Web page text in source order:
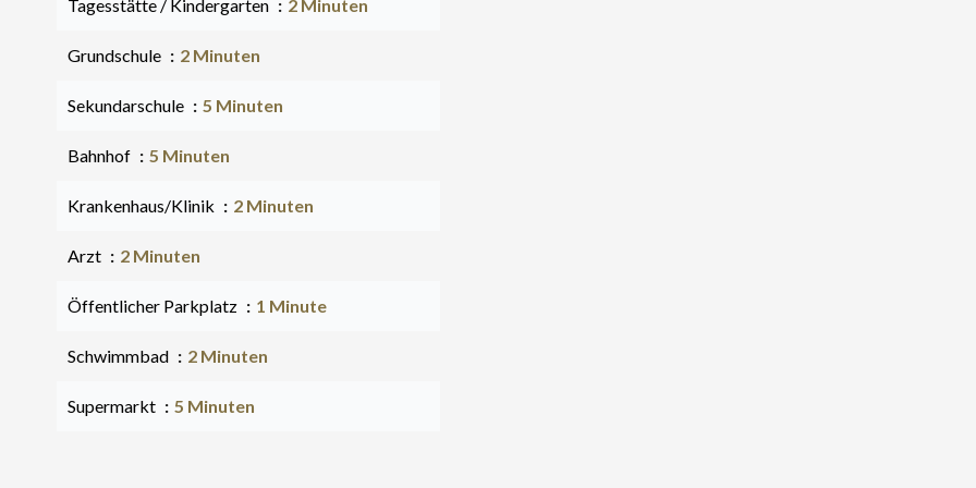
Tagesstätte / Kindergarten 2 Minuten
Grundschule 2 Minuten
Sekundarschule 5 Minuten
Bahnhof 5 Minuten
Krankenhaus/Klinik 2 Minuten
Arzt 2 Minuten
Öffentlicher Parkplatz 1 Minute
Schwimmbad 2 Minuten
Supermarkt 5 Minuten